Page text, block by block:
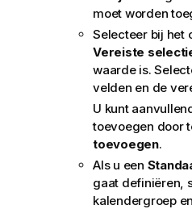
moet worden
Selecteer bij het
Vereiste
waarde is.
velden en de
U kunt
toevoegen door
toevoegen.
Als u een
gaat definiëren,
kalendergroep